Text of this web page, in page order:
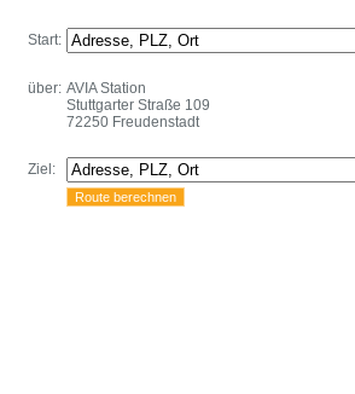
Start:
über: AVIA Station
Stuttgarter Straße 109
72250 Freudenstadt
Ziel: